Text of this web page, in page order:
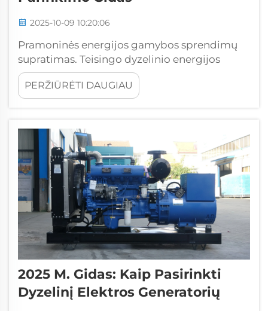
2025-10-09 10:20:06
Pramoninės energijos gamybos sprendimų
supratimas. Teisingo dyzelinio energijos
generatoriaus parinkimas pramoniniam
naudojimui reikalauja atidžiai įvertinti kelis
veiksnius, siekiant užtikrinti optimalų našumą
generatorius...
PERŽIŪRĖTI DAUGIAU
2025 M. Gidas: Kaip Pasirinkti
Dyzelinį Elektros Generatorių